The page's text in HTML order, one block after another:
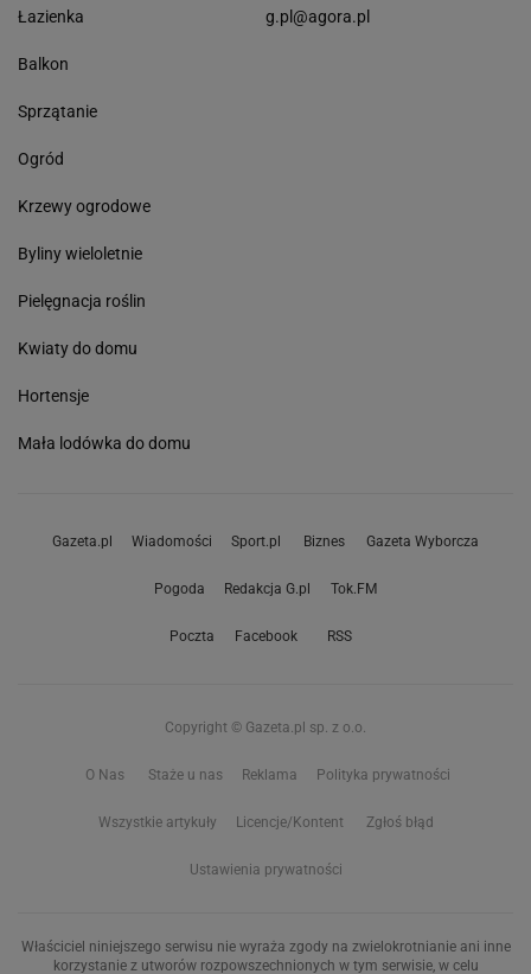
Łazienka
Balkon
Sprzątanie
Ogród
Krzewy ogrodowe
Byliny wieloletnie
Pielęgnacja roślin
Kwiaty do domu
Hortensje
Mała lodówka do domu
g.pl@agora.pl
Gazeta.pl Wiadomości Sport.pl Biznes Gazeta Wyborcza
Pogoda Redakcja G.pl Tok.FM
Poczta Facebook RSS
Copyright © Gazeta.pl sp. z o.o.
O Nas Staże u nas Reklama Polityka prywatności
Wszystkie artykuły Licencje/Kontent Zgłoś błąd
Ustawienia prywatności
Właściciel niniejszego serwisu nie wyraża zgody na zwielokrotnianie ani inne
korzystanie z utworów rozpowszechnionych w tym serwisie, w celu